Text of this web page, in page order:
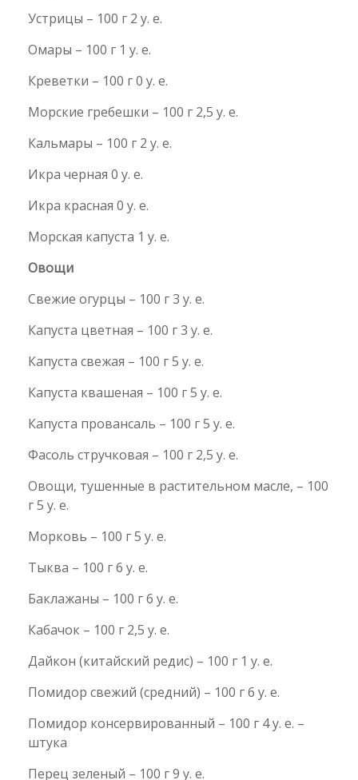
Устрицы – 100 г 2 у. е.
Омары – 100 г 1 у. е.
Креветки – 100 г 0 у. е.
Морские гребешки – 100 г 2,5 у. е.
Кальмары – 100 г 2 у. е.
Икра черная 0 у. е.
Икра красная 0 у. е.
Морская капуста 1 у. е.
Овощи
Свежие огурцы – 100 г 3 у. е.
Капуста цветная – 100 г 3 у. е.
Капуста свежая – 100 г 5 у. е.
Капуста квашеная – 100 г 5 у. е.
Капуста провансаль – 100 г 5 у. е.
Фасоль стручковая – 100 г 2,5 у. е.
Овощи, тушенные в растительном масле, – 100
г 5 у. е.
Морковь – 100 г 5 у. е.
Тыква – 100 г 6 у. е.
Баклажаны – 100 г 6 у. е.
Кабачок – 100 г 2,5 у. е.
Дайкон (китайский редис) – 100 г 1 у. е.
Помидор свежий (средний) – 100 г 6 у. е.
Помидор консервированный – 100 г 4 у. е. –
штука
Перец зеленый – 100 г 9 у. е.